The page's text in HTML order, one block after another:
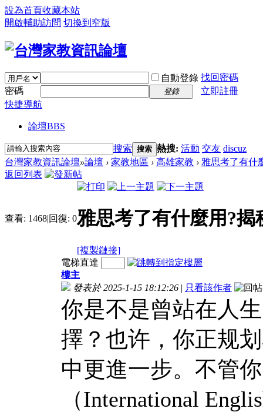
設為首頁收藏本站
開啟輔助訪問 切換到窄版
自動登錄 找回密碼
密碼
登錄
立即註冊
快捷導航
論壇BBS
搜索 搜索 熱搜: 活動 交友 discuz
台灣家教資訊論壇»論壇 › 家教地區 › 高雄家教 › 雅思考了有什
返回列表
查看: 1468|回復: 0雅思考了有什麼用?
[複製鏈接]
電梯直達
樓主
發表於 2025-1-15 18:12:26 | 只看該作者
你是不是曾站在人
擇？也许，你正规
中更進一步。不管
（International